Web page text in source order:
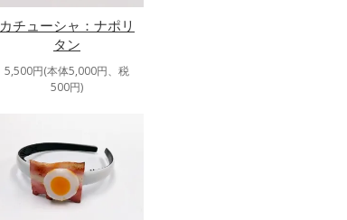
カチューシャ：ナポリ
タン
5,500円(本体5,000円、税
500円)